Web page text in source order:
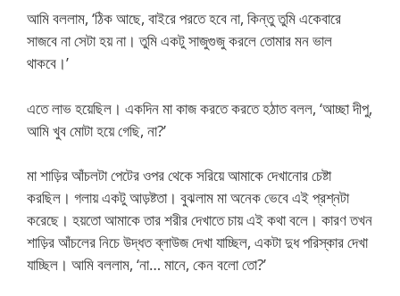
আমি বললাম, ‘ঠিক আছে, বাইরে পরতে হবে না, কিন্তু তুমি একেবারে
সাজবে না সেটা হয় না। তুমি একটু সাজুগুজু করলে তোমার মন ভাল
থাকবে।’
এতে লাভ হয়েছিল। একদিন মা কাজ করতে করতে হঠাত বলল, ‘আচ্ছা দীপু,
আমি খুব মোটা হয়ে গেছি, না?’
মা শাড়ির আঁচলটা পেটের ওপর থেকে সরিয়ে আমাকে দেখানোর চেষ্টা
করছিল। গলায় একটু আড়ষ্টতা। বুঝলাম মা অনেক ভেবে এই প্রশ্নটা
করেছে। হয়তো আমাকে তার শরীর দেখাতে চায় এই কথা বলে। কারণ তখন
শাড়ির আঁচলের নিচে উদ্ধত ব্লাউজ দেখা যাচ্ছিল, একটা দুধ পরিস্কার দেখা
যাচ্ছিল। আমি বললাম, ‘না… মানে, কেন বলো তো?’